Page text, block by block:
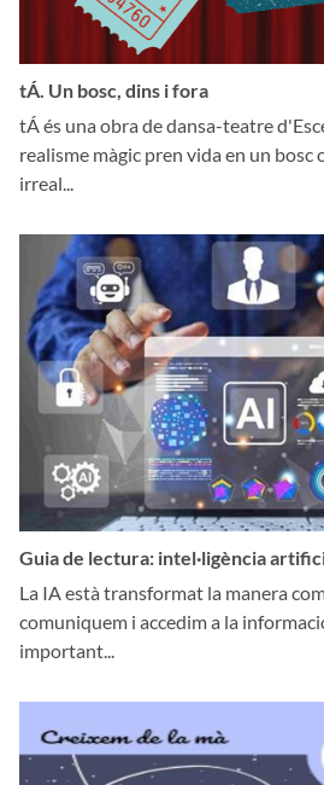
tÁ. Un bosc, dins i fora
tÁ és una obra de dansa-teatre
realisme màgic pren vida en un bosc
irreal...
Guia de lectura: intel·ligència
La IA està transformat la manera
comuniquem i accedim a la
important...